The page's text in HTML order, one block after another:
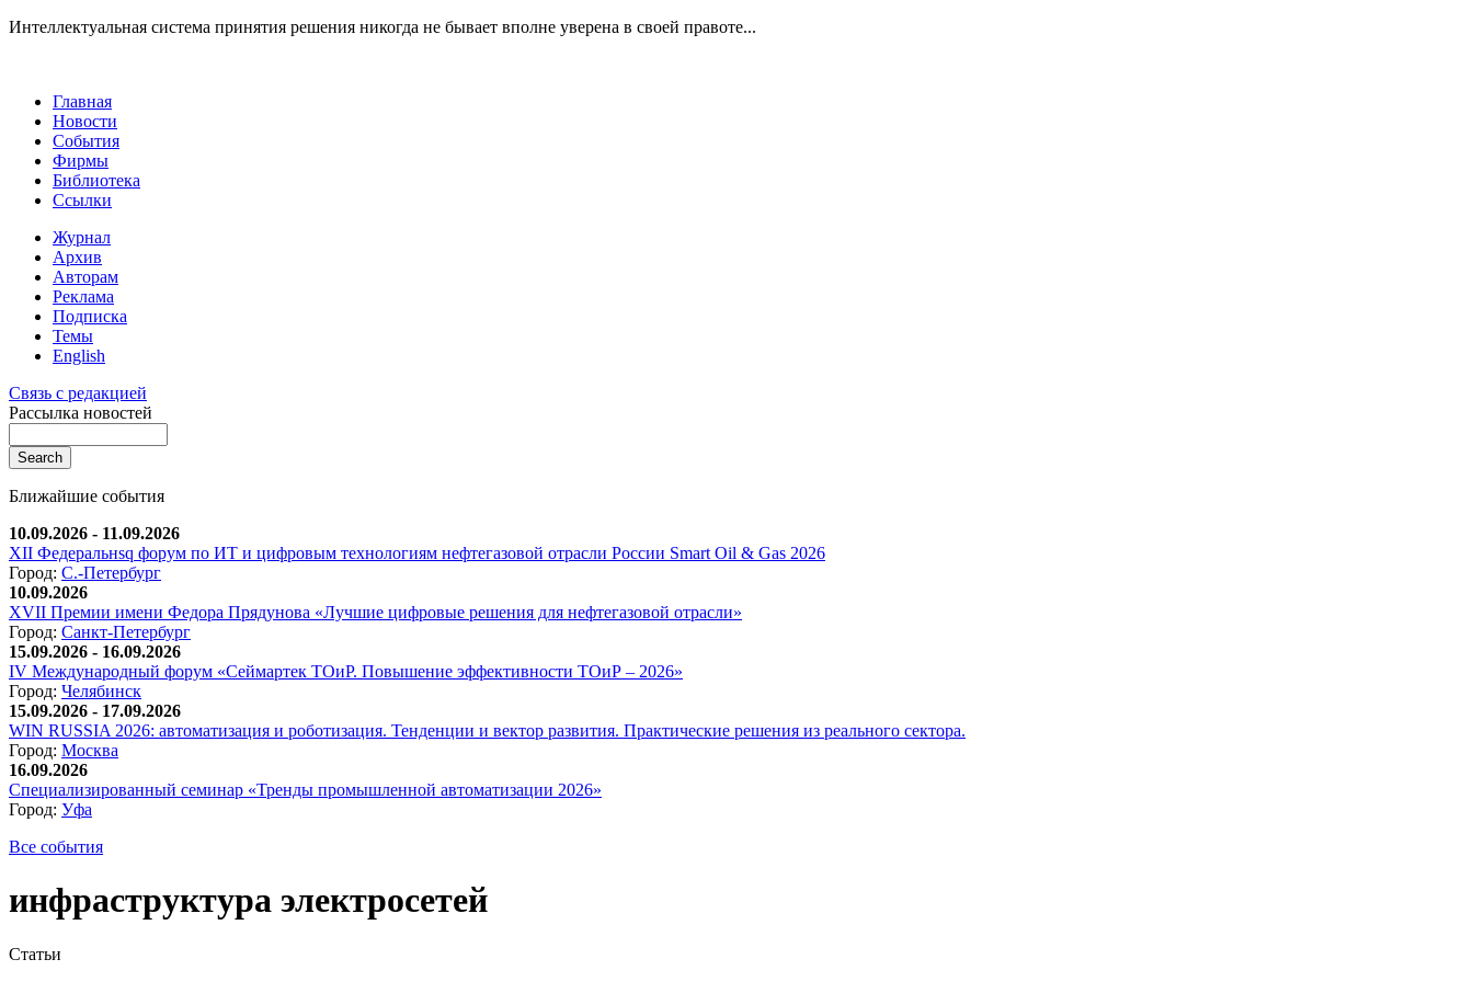
Интеллектуальная система принятия решения никогда не бывает вполне уверена в своей правоте...
Главная
Новости
События
Фирмы
Библиотека
Ссылки
Журнал
Архив
Авторам
Реклама
Подписка
Темы
English
Связь с редакцией
Рассылка новостей
Ближайшие события
10.09.2026 - 11.09.2026
XII Федеральнsq форум по ИТ и цифровым технологиям нефтегазовой отрасли России Smart Oil & Gas 2026
Город: С.-Петербург
10.09.2026
XVII Премии имени Федора Прядунова «Лучшие цифровые решения для нефтегазовой отрасли»
Город: Санкт-Петербург
15.09.2026 - 16.09.2026
IV Международный форум «Сеймартек ТОиР. Повышение эффективности ТОиР – 2026»
Город: Челябинск
15.09.2026 - 17.09.2026
WIN RUSSIA 2026: автоматизация и роботизация. Тенденции и вектор развития. Практические решения из реального сектора.
Город: Москва
16.09.2026
Специализированный семинар «Тренды промышленной автоматизации 2026»
Город: Уфа
Все события
инфраструктура электросетей
Статьи